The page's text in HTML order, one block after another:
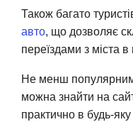
Також багато
авто, що дозволяє
переїздами з міста в
Не менш популярними
можна знайти на
практично в будь-яку